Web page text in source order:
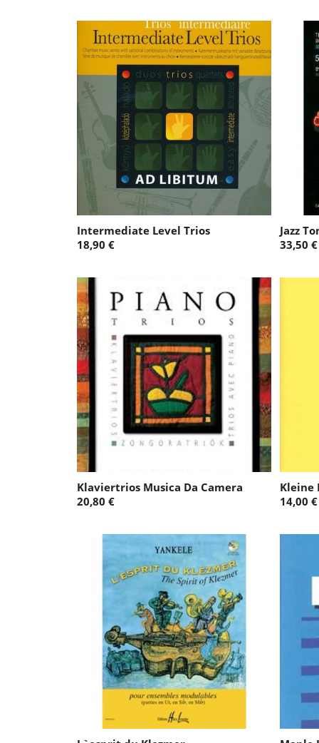
Intermediate Level Trios
18,90 €
Jazz
33,50 €
Klaviertrios Musica Da Camera
20,80 €
Kleine
14,00 €